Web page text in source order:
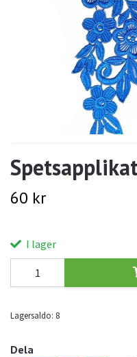
60 kr
I lager
Lagersaldo: 8
Dela